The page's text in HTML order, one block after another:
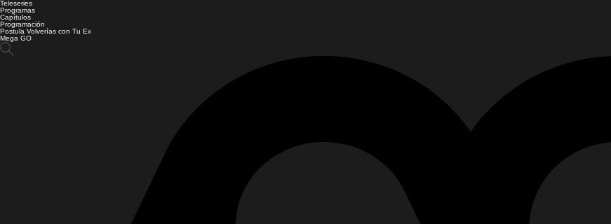
Teleseries
Programas
Capítulos
Programación
Postula Volverías con Tu Ex
Mega GO